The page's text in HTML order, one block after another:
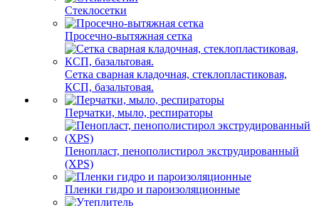
Стеклосетки
Просечно-вытяжная сетка
Сетка сварная кладочная, стеклопластиковая,
КСП, базальтовая.
Перчатки, мыло, респираторы
Пенопласт, пенополистирол экструдированный
(XPS)
Пленки гидро и пароизоляционные